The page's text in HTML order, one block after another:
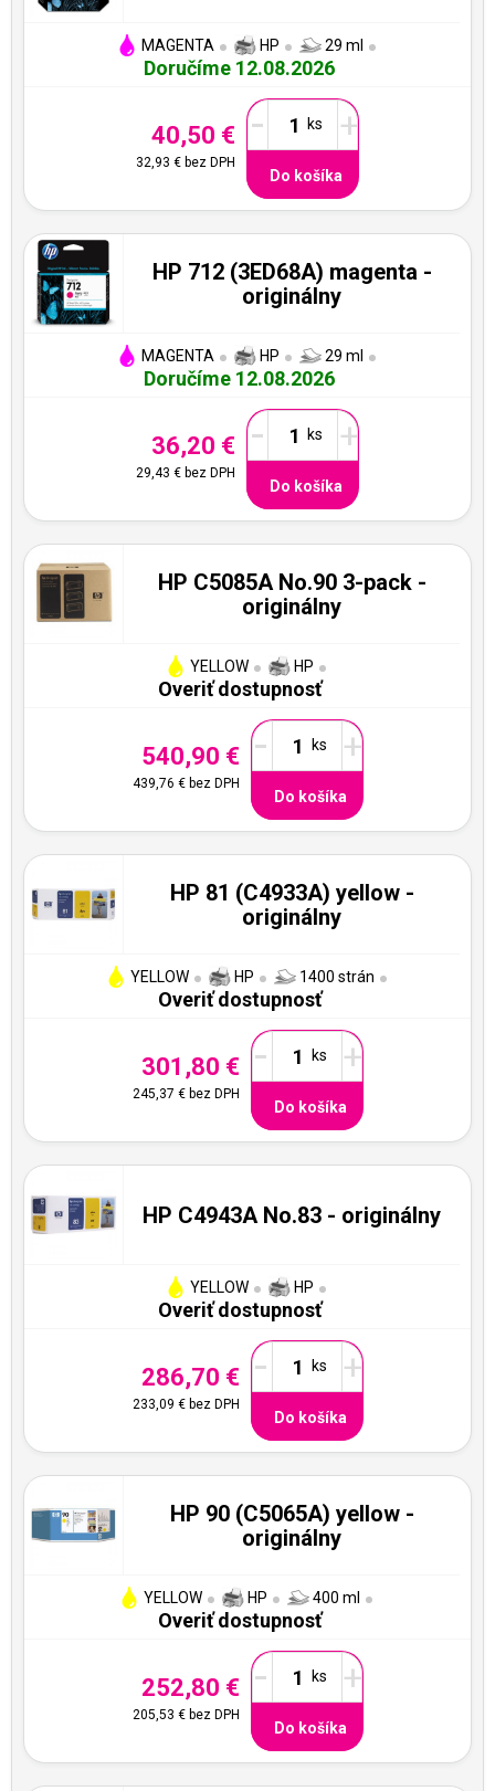
MAGENTA HP 29 ml
Doručíme 12.08.2026
40,50 €
32,93 € bez DPH
- +
Do košíka
HP 712 (3ED68A) magenta -
originálny
MAGENTA HP 29 ml
Doručíme 12.08.2026
36,20 €
29,43 € bez DPH
- +
Do košíka
HP C5085A No.90 3-pack -
originálny
YELLOW HP
Overiť dostupnosť
540,90 €
439,76 €bez DPH
- +
Do košíka
HP 81 (C4933A) yellow -
originálny
YELLOW HP 1400 strán
Overiť dostupnosť
301,80 €
245,37 €bez DPH
- +
Do košíka
HP C4943A No.83 - originálny
YELLOW HP
Overiť dostupnosť
286,70 €
233,09 €bez DPH
- +
Do košíka
HP 90 (C5065A) yellow -
originálny
YELLOW HP 400 ml
Overiť dostupnosť
252,80 €
205,53 €bez DPH
- +
Do košíka